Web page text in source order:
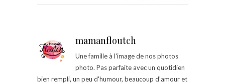
mamanfloutch
Une famille à l'image de nos photos
photo. Pas parfaite avec un quotidien
bien rempli, un peu d'humour, beaucoup d'amour et